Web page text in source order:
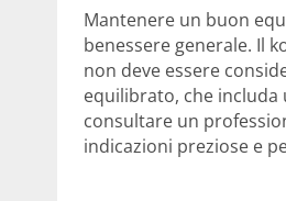
Mantenere un buon
benessere generale. Il
non deve essere
equilibrato, che
consultare un
indicazioni preziose e